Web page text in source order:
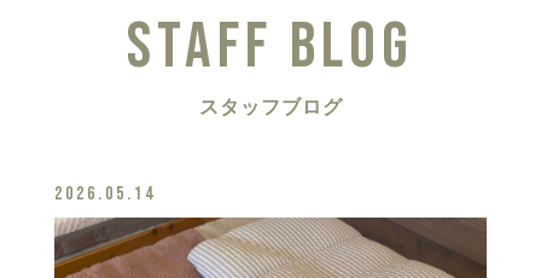
STAFF BLOG
スタッフブログ
2026.05.14